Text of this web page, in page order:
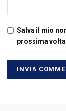
Salva il mio
prossima